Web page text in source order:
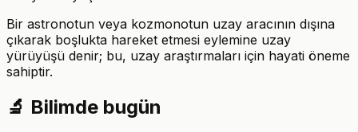
Bir astronotun veya kozmonotun uzay aracının dışına
çıkarak boşlukta hareket etmesi eylemine uzay
yürüyüşü denir; bu, uzay araştırmaları için hayati öneme
sahiptir.
🔬 Bilimde bugün